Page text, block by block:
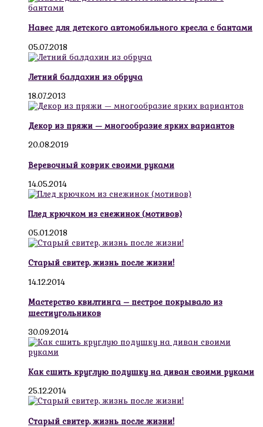
Навес для детского автомобильного кресла с бантами
05.07.2018
Летний балдахин из обруча
18.07.2013
Декор из пряжи — многообразие ярких вариантов
20.08.2019
Веревочный коврик своими руками
14.05.2014
Плед крючком из снежинок (мотивов)
05.01.2018
Старый свитер, жизнь после жизни!
14.12.2014
Мастерство квилтинга – пестрое покрывало из
шестиугольников
30.09.2014
Как сшить круглую подушку на диван своими руками
25.12.2014
Старый свитер, жизнь после жизни!